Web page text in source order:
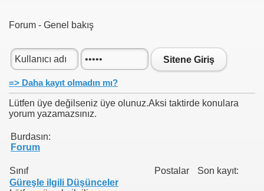
Forum - Genel bakış
Sitene Giriş
=> Daha kayıt olmadın mı?
Lütfen üye değilseniz üye olunuz.Aksi taktirde konulara
yorum yazamazsınız.
Burdasın:
Forum
Sınıf Postalar
Son kayıt:
Güreşle ilgili Düşünceler